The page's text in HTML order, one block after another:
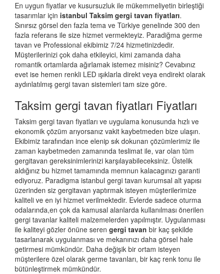
En uygun fiyatlar ve kusursuzluk ile mükemmeliyetin birleştiği
tasarımlar için istanbul Taksim gergi tavan fiyatları.
Sınırsız görsel den fazla tema ve Türkiye genelinde 300 den
fazla referans ile size hizmet vermekteyiz. Paradiğma germe
tavan ve Professional ekibimiz 7/24 hizmetinizdedir.
Müşterilerinizi çok daha etkileyici, kimi zamanda daha
romantik ortamlarda ağırlamak istemez misiniz? Cevabınız
evet ise hemen renkli LED ışıklarla direkt veya endirekt olarak
aydınlatılmış gergi tavan sistemleri tam size göre.
Taksim gergi tavan fiyatları Fiyatları
Taksim gergi tavan fiyatları ve uygulama konusunda hızlı ve
ekonomik çözüm arıyorsanız vakit kaybetmeden bize ulaşın.
Ekibimiz tarafından ince elenip sık dokunan çözümlerimiz ile
zaman kaybetmeden zamanında teslimat ile, var olan tüm
gergitavan gereksinimlerinizi karşılayabileceksiniz. Üstelik
aldığınız bu hizmet tamamında memnun kalacagınızı garanti
ediyoruz. Paradigma istanbul gergi tavan kurumsal alt yapısı
üzerinden siz gergitavan yaptırmak isteyen müşterilerimize
kaliteli ve en iyi hizmet verilmektedir. Evlerde sadece oturma
odalarında,en çok da kamusal alanlarda kullanılması önerilen
gergi tavanlar kaliteli malzemelerden yapılmıştır. Uygulanması
ile kaliteyi gözler önüne seren gergi tavan bir kaç şekilde
tasarlanarak uygulanması ve mekanınızı daha görsel hale
getirmesi mümkündür. Daha değişik bir ortam isteyen
müşterilere özel olarak germe tavanları, bir kaç renk tonu ile
bütünleştirmek mümkündür.